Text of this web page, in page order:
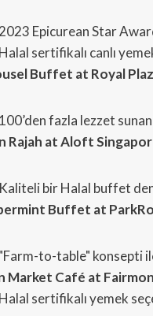
2023 Epicurean Star
Halal sertifikalı canlı
Buffet at Royal
100’den fazla lezzet
Rajah at Aloft
Kaliteli bir Halal buffet
Buffet at
"Farm-to-table" konsepti
Market Café at
Halal sertifikalı yemek